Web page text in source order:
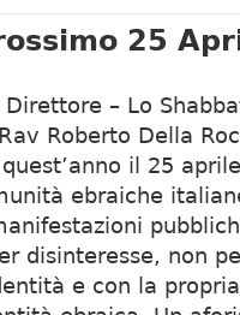
25
– Lo
Roberto Della
il 25
ebraiche
disinteresse, non
e con la